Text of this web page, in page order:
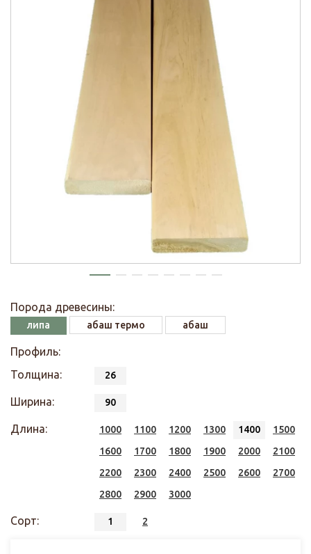
Порода древесины:
липа абаш термо абаш
Профиль:
Толщина:
26
Ширина: 90
Длина: 1000 1100 1200 1300 1400
1500
1600
1700 1800 1900 2000
2100
2200
2300 2400 2500 2600
2700
2800
2900 3000
Сорт: 1 2